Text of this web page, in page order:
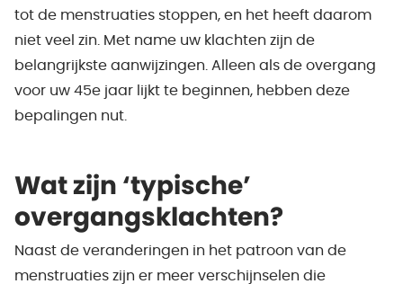
tot de menstruaties stoppen, en het heeft daarom
niet veel zin. Met name uw klachten zijn de
belangrijkste aanwijzingen. Alleen als de overgang
voor uw 45e jaar lijkt te beginnen, hebben deze
bepalingen nut.
Wat zijn ‘typische’
overgangsklachten?
Naast de veranderingen in het patroon van de
menstruaties zijn er meer verschijnselen die